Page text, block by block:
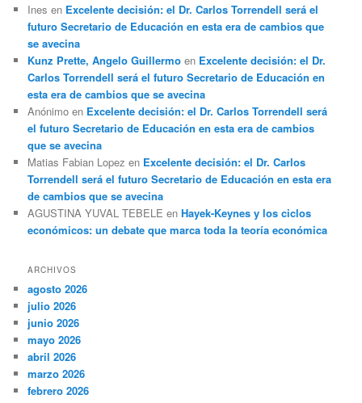
Ines en Excelente decisión: el Dr. Carlos Torrendell será el
futuro Secretario de Educación en esta era de cambios que
se avecina
Kunz Prette, Angelo Guillermo en Excelente decisión: el Dr.
Carlos Torrendell será el futuro Secretario de Educación en
esta era de cambios que se avecina
Anónimo en Excelente decisión: el Dr. Carlos Torrendell será
el futuro Secretario de Educación en esta era de cambios
que se avecina
Matias Fabian Lopez en Excelente decisión: el Dr. Carlos
Torrendell será el futuro Secretario de Educación en esta era
de cambios que se avecina
AGUSTINA YUVAL TEBELE enHayek-Keynes y los ciclos
económicos: un debate que marca toda la teoría económica
ARCHIVOS
agosto 2026
julio 2026
junio 2026
mayo 2026
abril 2026
marzo 2026
febrero 2026